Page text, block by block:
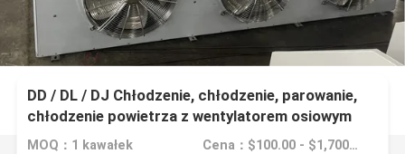
DD / DL / DJ Chłodzenie, chłodzenie, parowanie,
chłodzenie powietrza z wentylatorem osiowym
MOQ：1 kawałek Cena：$100.00 - $1,700.00/sets